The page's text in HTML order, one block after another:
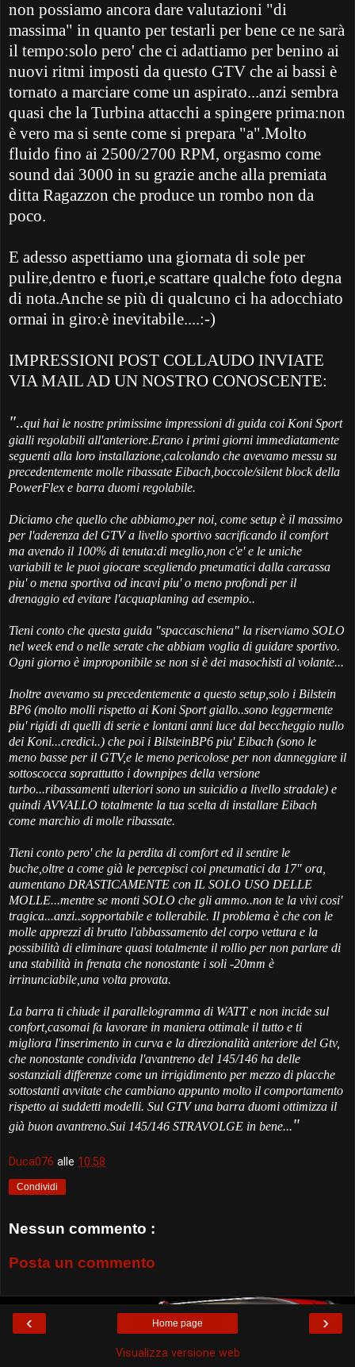
non possiamo ancora dare valutazioni "di
massima" in quanto per testarli per bene ce ne sarà
il tempo:solo pero' che ci adattiamo per benino ai
nuovi ritmi imposti da questo GTV che ai bassi è
tornato a marciare come un aspirato...anzi sembra
quasi che la Turbina attacchi a spingere prima:non
è vero ma si sente come si prepara "a".Molto
fluido fino ai 2500/2700 RPM, orgasmo come
sound dai 3000 in su grazie anche alla premiata
ditta Ragazzon che produce un rombo non da
poco.
E adesso aspettiamo una giornata di sole per
pulire,dentro e fuori,e scattare qualche foto degna
di nota.Anche se più di qualcuno ci ha adocchiato
ormai in giro:è inevitabile....:-)
IMPRESSIONI POST COLLAUDO INVIATE
VIA MAIL AD UN NOSTRO CONOSCENTE:
"..qui hai le nostre primissime impressioni di guida coi Koni Sport
gialli regolabili all'anteriore.Erano i primi giorni immediatamente
seguenti alla loro installazione,calcolando che avevamo messu su
precedentemente molle ribassate Eibach,boccole/silent block della
PowerFlex e barra duomi regolabile.
Diciamo che quello che abbiamo,per noi, come setup è il massimo
per l'aderenza del GTV a livello sportivo sacrificando il comfort
ma avendo il 100% di tenuta:di meglio,non c'e' e le uniche
variabili te le puoi giocare scegliendo pneumatici dalla carcassa
piu' o mena sportiva od incavi piu' o meno profondi per il
drenaggio ed evitare l'acquaplaning ad esempio..
Tieni conto che questa guida "spaccaschiena" la riserviamo SOLO
nel week end o nelle serate che abbiam voglia di guidare sportivo.
Ogni giorno è improponibile se non si è dei masochisti al volante...
Inoltre avevamo su precedentemente a questo setup,solo i Bilstein
BP6 (molto molli rispetto ai Koni Sport giallo..sono leggermente
piu' rigidi di quelli di serie e lontani anni luce dal beccheggio nullo
dei Koni...credici..) che poi i BilsteinBP6 piu' Eibach (sono le
meno basse per il GTV,e le meno pericolose per non danneggiare il
sottoscocca soprattutto i downpipes della versione
turbo...ribassamenti ulteriori sono un suicidio a livello stradale) e
quindi AVVALLO totalmente la tua scelta di installare Eibach
come marchio di molle ribassate.
Tieni conto pero' che la perdita di comfort ed il sentire le
buche,oltre a come già le percepisci coi pneumatici da 17" ora,
aumentano DRASTICAMENTE con IL SOLO USO DELLE
MOLLE...mentre se monti SOLO che gli ammo..non te la vivi cosi'
tragica...anzi..sopportabile e tollerabile. Il problema è che con le
molle apprezzi di brutto l'abbassamento del corpo vettura e la
possibilità di eliminare quasi totalmente il rollio per non parlare di
una stabilità in frenata che nonostante i soli -20mm è
irrinunciabile,una volta provata.
La barra ti chiude il parallelogramma di WATT e non incide sul
confort,casomai fa lavorare in maniera ottimale il tutto e ti
migliora l'inserimento in curva e la direzionalità anteriore del Gtv,
che nonostante condivida l'avantreno del 145/146 ha delle
sostanziali differenze come un irrigidimento per mezzo di placche
sottostanti avvitate che cambiano appunto molto il comportamento
rispetto ai suddetti modelli. Sul GTV una barra duomi ottimizza il
già buon avantreno.Sui 145/146 STRAVOLGE in bene..."
Duca076 alle 10:58
Condividi
Nessun commento :
Posta un commento
‹ ›
Home page
Visualizza versione web